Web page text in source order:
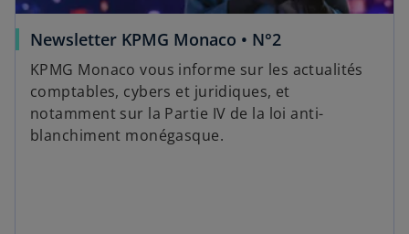
Newsletter KPMG Monaco • N°2
KPMG Monaco vous informe sur les actualités
comptables, cybers et juridiques, et
notamment sur la Partie IV de la loi anti-
blanchiment monégasque.